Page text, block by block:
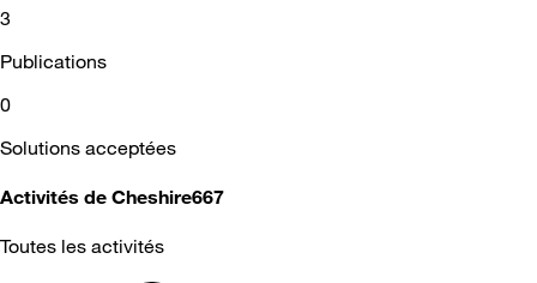
3
Publications
0
Solutions acceptées
Activités de Cheshire667
Toutes les activités